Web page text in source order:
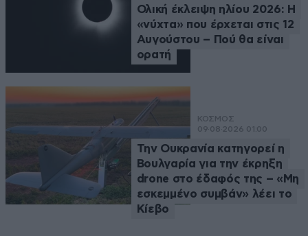
Ολική έκλειψη ηλίου 2026: Η
«νύχτα» που έρχεται στις 12
Αυγούστου – Πού θα είναι
ορατή
ΚΟΣΜΟΣ
09·08·2026 01:00
Την Ουκρανία κατηγορεί η
Βουλγαρία για την έκρηξη
drone στο έδαφός της – «Μη
εσκεμμένο συμβάν» λέει το
Κίεβο